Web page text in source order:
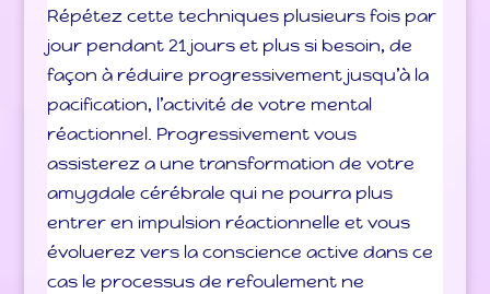
Répétez cette techniques plusieurs fois par
jour pendant 21 jours et plus si besoin, de
façon à réduire progressivement jusqu’à la
pacification, l’activité de votre mental
réactionnel. Progressivement vous
assisterez a une transformation de votre
amygdale cérébrale qui ne pourra plus
entrer en impulsion réactionnelle et vous
évoluerez vers la conscience active dans ce
cas le processus de refoulement ne